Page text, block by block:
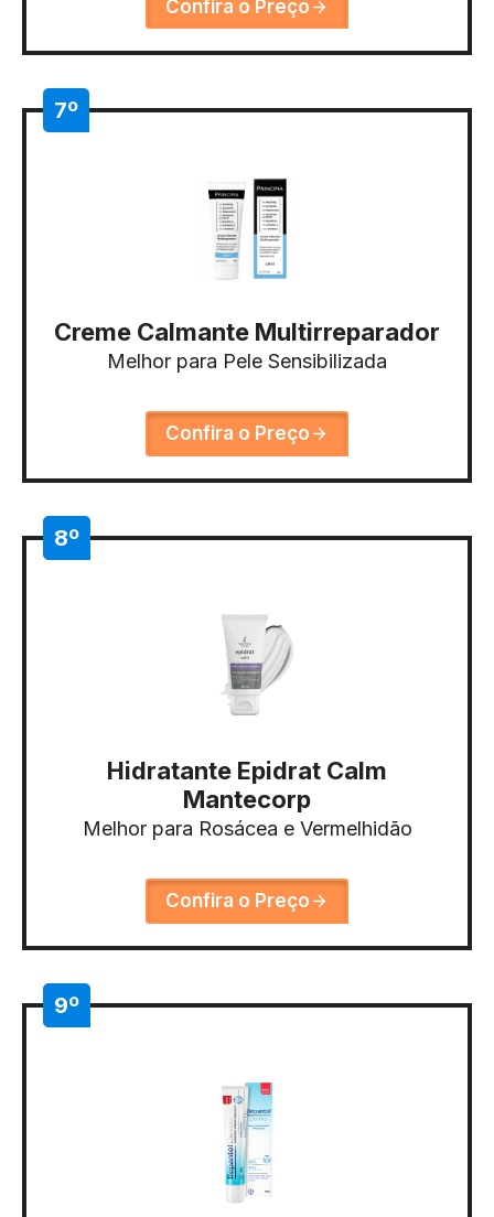
Confira o Preço
7º
Creme Calmante Multirreparador
Melhor para Pele Sensibilizada
Confira o Preço
8º
Hidratante Epidrat Calm
Mantecorp
Melhor para Rosácea e Vermelhidão
Confira o Preço
9º